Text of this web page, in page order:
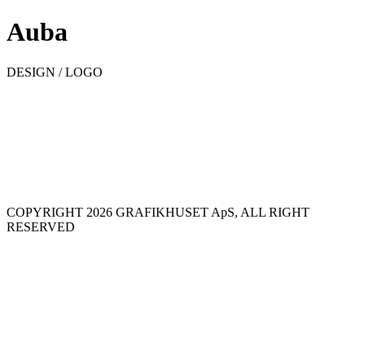
Auba
DESIGN / LOGO
COPYRIGHT 2026 GRAFIKHUSET ApS, ALL RIGHT
RESERVED